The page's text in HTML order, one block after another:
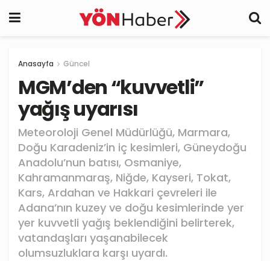
Anasayfa Güncel
MGM’den “kuvvetli”
yağış uyarısı
Meteoroloji Genel Müdürlüğü, Marmara,
Doğu Karadeniz’in iç kesimleri, Güneydoğu
Anadolu’nun batısı, Osmaniye,
Kahramanmaraş, Niğde, Kayseri, Tokat,
Kars, Ardahan ve Hakkari çevreleri ile
Adana’nın kuzey ve doğu kesimlerinde yer
yer kuvvetli yağış beklendiğini belirterek,
vatandaşları yaşanabilecek
olumsuzluklara karşı uyardı.